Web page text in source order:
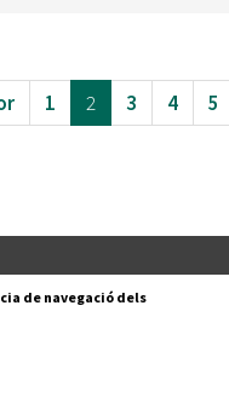
1 2 3 4 5
Segueix-nos a:
de navegació dels